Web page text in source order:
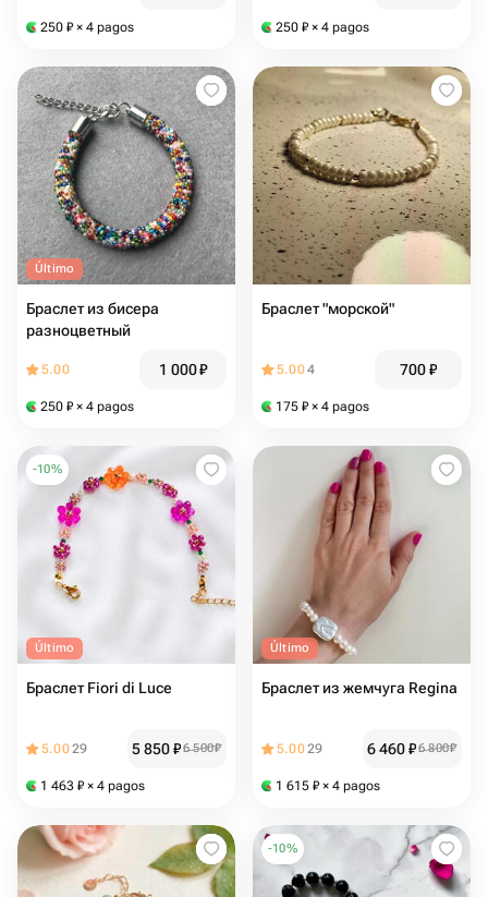
250 ₽ × 4 pagos 250 ₽ × 4 pagos
Último
Браслет из бисера
разноцветный
5.00 1 000₽
250 ₽ × 4 pagos
Браслет "морской"
5.004 700₽
175 ₽ × 4 pagos
-10%
Último
Браслет Fiori di Luce
5.0029 5 850₽6 500₽
1 463 ₽ × 4 pagos
Último
Браслет из жемчуга Regina
5.0029 6 460₽6 800₽
1 615 ₽ × 4 pagos
-10%